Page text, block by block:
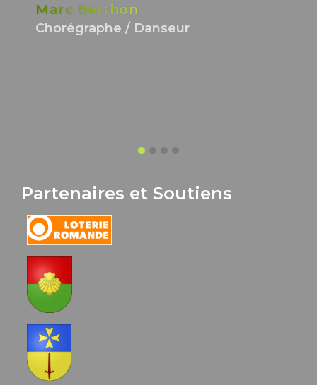
Marc Berthon
Chorégraphe / Danseur
Partenaires et Soutiens